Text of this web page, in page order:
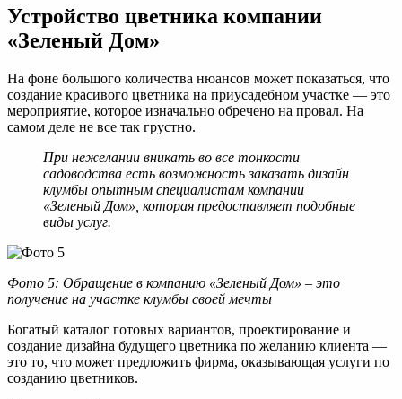
Устройство цветника компании
«Зеленый Дом»
На фоне большого количества нюансов может показаться, что
создание красивого цветника на приусадебном участке — это
мероприятие, которое изначально обречено на провал. На
самом деле не все так грустно.
При нежелании вникать во все тонкости
садоводства есть возможность заказать дизайн
клумбы опытным специалистам компании
«Зеленый Дом», которая предоставляет подобные
виды услуг.
Фото 5: Обращение в компанию «Зеленый Дом» – это
получение на участке клумбы своей мечты
Богатый каталог готовых вариантов, проектирование и
создание дизайна будущего цветника по желанию клиента —
это то, что может предложить фирма, оказывающая услуги по
созданию цветников.